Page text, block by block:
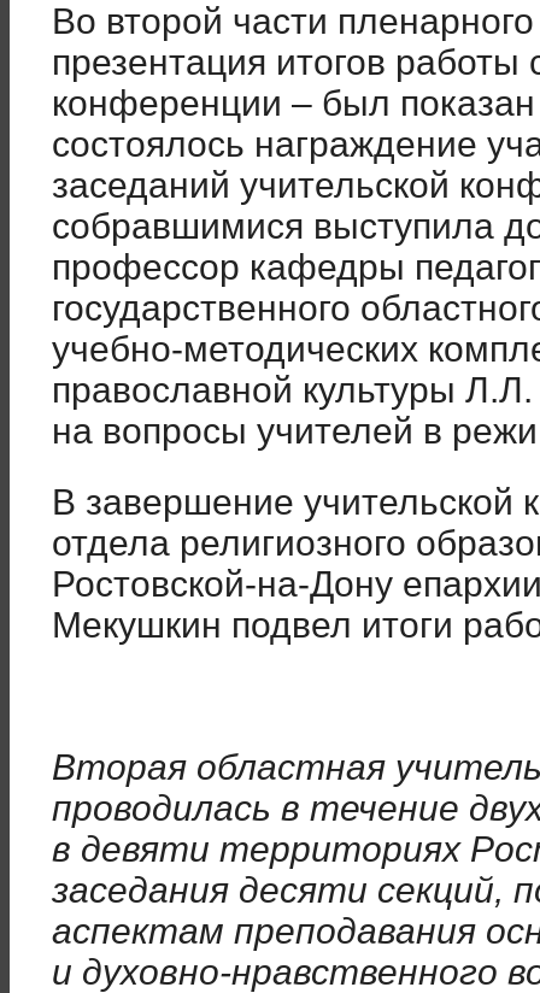
Во второй части
презентация итогов работы
конференции – был
состоялось награждение
заседаний учительской
собравшимися выступила
профессор кафедры
государственного
учебно-методических
православной культуры
на вопросы учителей в
В завершение учительской
отдела религиозного
Ростовской-на-Дону
Мекушкин подвел итоги
Вторая областная
проводилась в течение
в девяти территориях
заседания десяти секций,
аспектам преподавания
и духовно-нравственного